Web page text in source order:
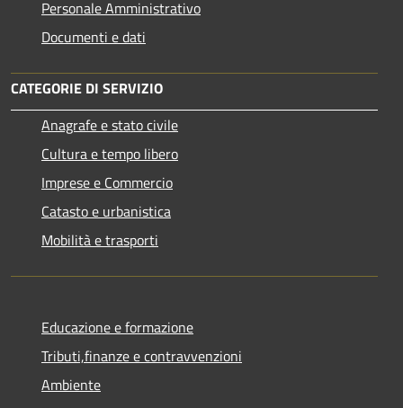
Personale Amministrativo
Documenti e dati
CATEGORIE DI SERVIZIO
Anagrafe e stato civile
Cultura e tempo libero
Imprese e Commercio
Catasto e urbanistica
Mobilità e trasporti
Educazione e formazione
Tributi,finanze e contravvenzioni
Ambiente